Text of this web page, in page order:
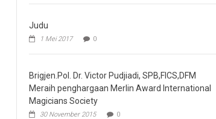
Judu
1 Mei 2017 0
Brigjen.Pol. Dr. Victor Pudjiadi, SPB,FICS,DFM
Meraih penghargaan Merlin Award International
Magicians Society
30 November 2015 0